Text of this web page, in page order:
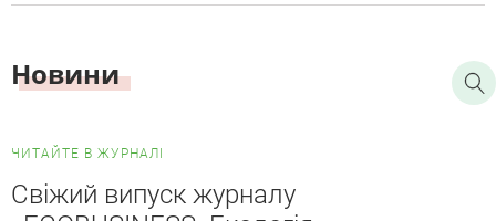
Новини
ЧИТАЙТЕ В ЖУРНАЛІ
Свіжий випуск журналу